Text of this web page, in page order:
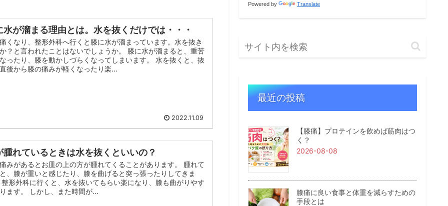
水が溜まる理由とは。水を抜くだけでは・・・
くなり、整形外科へ行くと膝に水が溜まっています。水を抜き
？と言われたことはないでしょうか。 膝に水が溜まると、重苦
ったり、膝を動かしづらくなってしまいます。 水を抜くと、抜
後から膝の痛みが軽くなったり楽…
2022.11.09
腫れているときは水を抜くといいの？
みがあるとお皿の上の方が腫れてくることがあります。 腫れて
、膝が重いと感じたり、膝を曲げると突っ張ったりしてきま
形外科に行くと、水を抜いてもらい楽になり、膝も曲がりやす
ます。 しかし、また時間が…
Powered by Translate
最近の投稿
【膝痛】プロテインを飲めば筋肉はつ
く？
2026-08-08
膝痛に良い食事と体重を減らすための
手段とは